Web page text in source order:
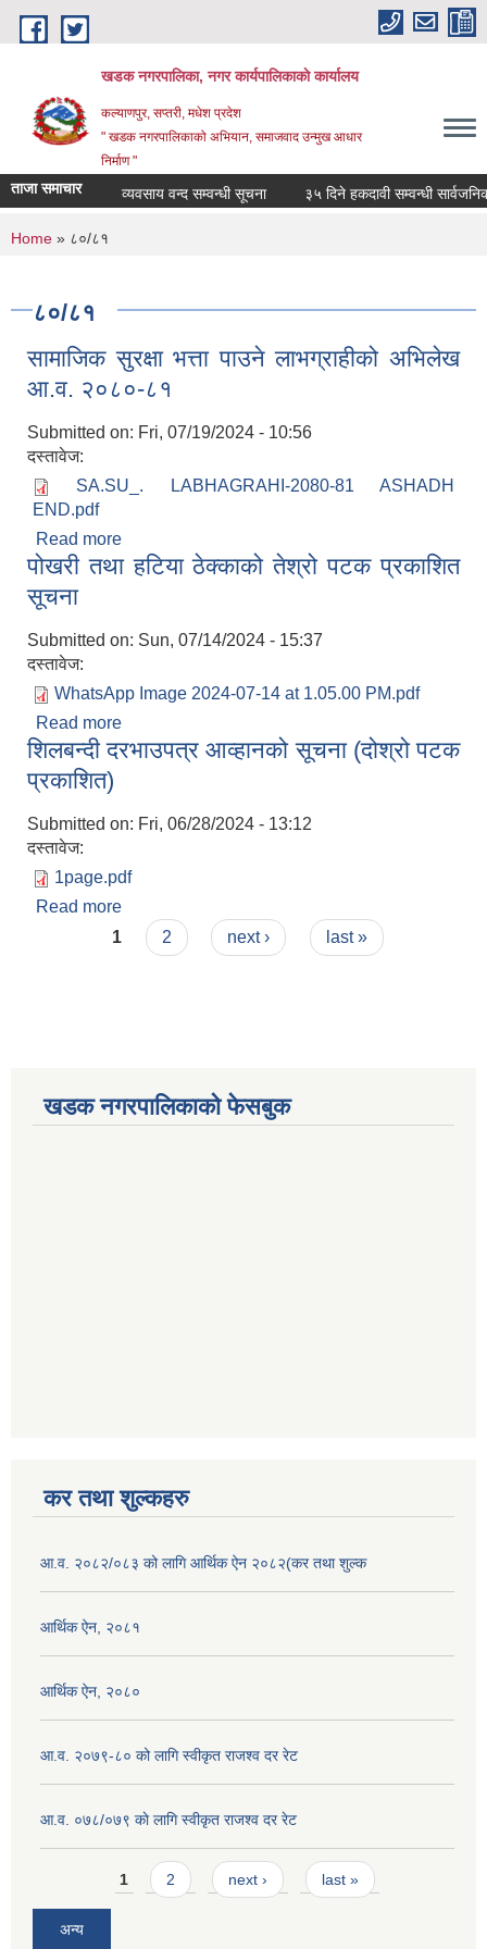
Skip to main content
खडक नगरपालिका, नगर कार्यपालिकाकाे कार्यालय
कल्याणपुर, सप्तरी, मधेश प्रदेश
" खडक नगरपालिकाको अभियान, समाजवाद उन्मुख आधार
निर्माण "
ताजा समाचार व्यवसाय वन्द सम्वन्धी सूचना ३५ दिने हकदावी सम्वन्धी सार्वजनिक
You are here
Home » ८०/८१
८०/८१
सामाजिक सुरक्षा भत्ता पाउने लाभग्राहीको अभिलेख
आ.व. २०८०-८१
Submitted on: Fri, 07/19/2024 - 10:56
दस्तावेज:
SA.SU_. LABHAGRAHI-2080-81 ASHADH
END.pdf
Read more
आ.व. २०८०-८१
पोखरी तथा हटिया ठेक्काको तेश्रो पटक प्रकाशित
सूचना
Submitted on: Sun, 07/14/2024 - 15:37
दस्तावेज:
WhatsApp Image 2024-07-14 at 1.05.00 PM.pdf
Read more
सूचना
शिलबन्दी दरभाउपत्र आव्हानको सूचना (दोश्रो पटक
प्रकाशित)
Submitted on: Fri, 06/28/2024 - 13:12
दस्तावेज:
1page.pdf
Read more
प्रकाशित)
Pages
1 2 next › last »
खडक नगरपालिकाको फेसबुक
कर तथा शुल्कहरु
आ.व. २०८२/०८३ को लागि आर्थिक ऐन २०८२(कर तथा शुल्क
आर्थिक ऐन, २०८१
आर्थिक ऐन, २०८०
आ.व. २०७९-८० को लागि स्वीकृत राजश्व दर रेट
आ.व. ०७८/०७९ काे लागि स्वीकृत राजश्व दर रेट
Pages1 2 next › last »
अन्य